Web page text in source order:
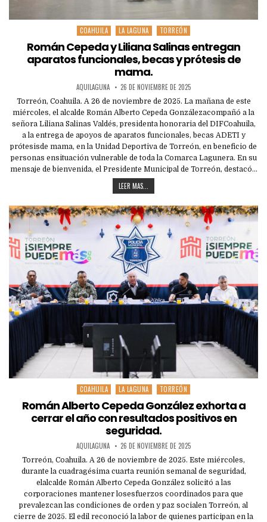
Posted
COAHUILA LA LAGUNA TORREÓN
Román Cepeda y Liliana Salinas entregan
aparatos funcionales, becas y prótesis de
mama.
AQUILAGUNA 26 DE NOVIEMBRE DE 2025
Torreón, Coahuila. A 26 de noviembre de 2025. La mañana de este
miércoles, el alcalde Román Alberto Cepeda Gonzálezacompañó a la
señora Liliana Salinas Valdés, presidenta honoraria del DIFCoahuila,
a la entrega de apoyos de aparatos funcionales, becas ADETI y
prótesisde mama, en la Unidad Deportiva de Torreón, en beneficio de
personas ensituación vulnerable de toda la Comarca Lagunera. En su
mensaje de bienvenida, el Presidente Municipal de Torreón, destacó…
LEER MAS...
Posted
COAHUILA LA LAGUNA TORREÓN
Román Alberto Cepeda González exhorta a
cerrar el año con resultados positivos en
seguridad.
AQUILAGUNA 26 DE NOVIEMBRE DE 2025
Torreón, Coahuila. A 26 de noviembre de 2025. Este miércoles,
durante la cuadragésima cuarta reunión semanal de seguridad,
elalcalde Román Alberto Cepeda González solicitó a las
corporaciones mantener losesfuerzos coordinados para que
prevalezcan las condiciones de orden y paz socialen Torreón, al
cierre de 2025. El edil reconoció la labor de quienes participan en la